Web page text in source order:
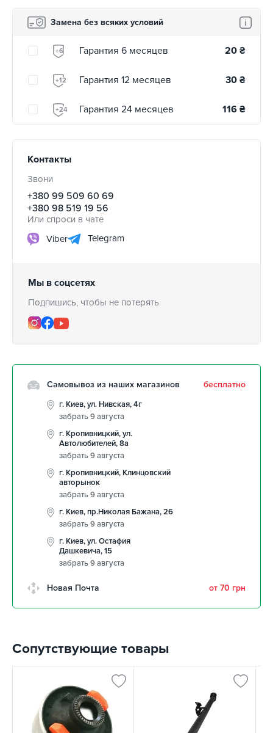
Замена без всяких условий
+6 Гарантия 6 месяцев 20 ₴
+12 Гарантия 12 месяцев 30 ₴
+24 Гарантия 24 месяцев 116 ₴
Контакты
Звони
+380 99 509 60 69
+380 98 519 19 56
Или спроси в чате
Viber
Telegram
Мы в соцсетях
Подпишись, чтобы не потерять
Самовывоз из наших магазинов бесплатно
г. Киев, ул. Нивская, 4г
забрать 9 августа
г. Кропивницкий, ул.
Автолюбителей, 8а
забрать 9 августа
г. Кропивницкий, Клинцовский
авторынок
забрать 9 августа
г. Киев, пр.Николая Бажана, 26
забрать 9 августа
г. Киев, ул. Остафия
Дашкевича, 15
забрать 9 августа
Новая Почта от 70 грн
Сопутствующие товары